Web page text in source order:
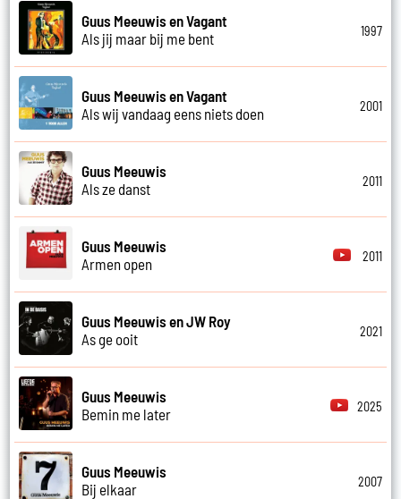
Guus Meeuwis en Vagant
Als jij maar bij me bent
1997
Guus Meeuwis en Vagant
Als wij vandaag eens niets doen
2001
Guus Meeuwis
Als ze danst
2011
Guus Meeuwis
Armen open
2011
Guus Meeuwis en JW Roy
As ge ooit
2021
Guus Meeuwis
Bemin me later
2025
Guus Meeuwis
Bij elkaar
2007